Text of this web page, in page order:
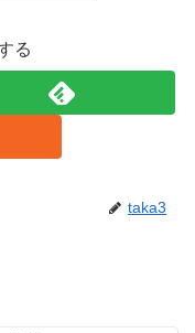
る
taka3